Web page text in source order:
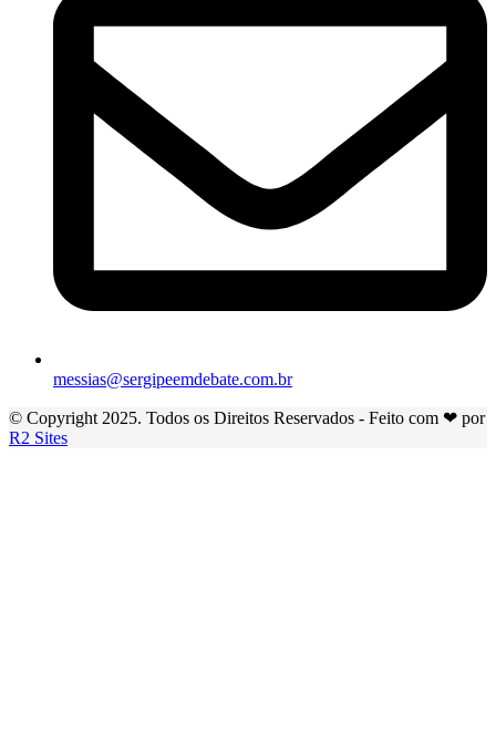
messias@sergipeemdebate.com.br
© Copyright 2025. Todos os Direitos Reservados - Feito com ❤ por
R2 Sites